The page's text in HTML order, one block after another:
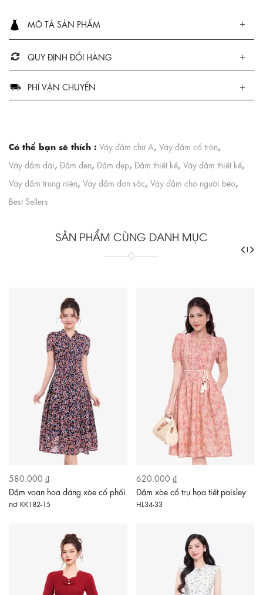
MÔ TẢ SẢN PHẨM
QUY ĐỊNH ĐỔI HÀNG
PHÍ VẬN CHUYỂN
Có thể bạn sẽ thích : Váy đầm chữ A, Váy đầm cổ tròn,
Váy đầm dài, Đầm đen, Đầm đẹp, Đầm thiết kế, Váy đầm thiết kế,
Váy đầm trung niên, Váy đầm đơn sắc, Váy đầm cho người béo,
Best Sellers
SẢN PHẨM CÙNG DANH MỤC
580.000 ₫
Đầm voan hoa dáng xòe cổ phối
nơ KK182-15
620.000 ₫
Đầm xòe cổ trụ họa tiết paisley
HL34-33